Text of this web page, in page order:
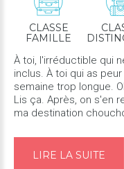
CLASSE
FAMILLE
À toi, l'irréductible qui
inclus. À toi qui as
semaine trop longue.
Lis ça. Après, on s'en
ma destination
LIRE LA SUITE